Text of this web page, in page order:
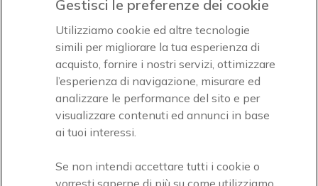
Accettiamo
Onedirect, azienda del gruppo INCEPT
Gestisci le preferenze dei cookie
Utilizziamo cookie ed altre tecnologie
simili per migliorare la tua esperienza di
acquisto, fornire i nostri servizi, ottimizzare
l’esperienza di navigazione, misurare ed
analizzare le performance del sito e per
visualizzare contenuti ed annunci in base
ai tuoi interessi.
Se non intendi accettare tutti i cookie o
vorresti saperne di più su come utilizziamo